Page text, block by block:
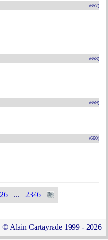
(657)
(658)
(659)
(660)
26 ... 2346
© Alain Cartayrade 1999 - 2026